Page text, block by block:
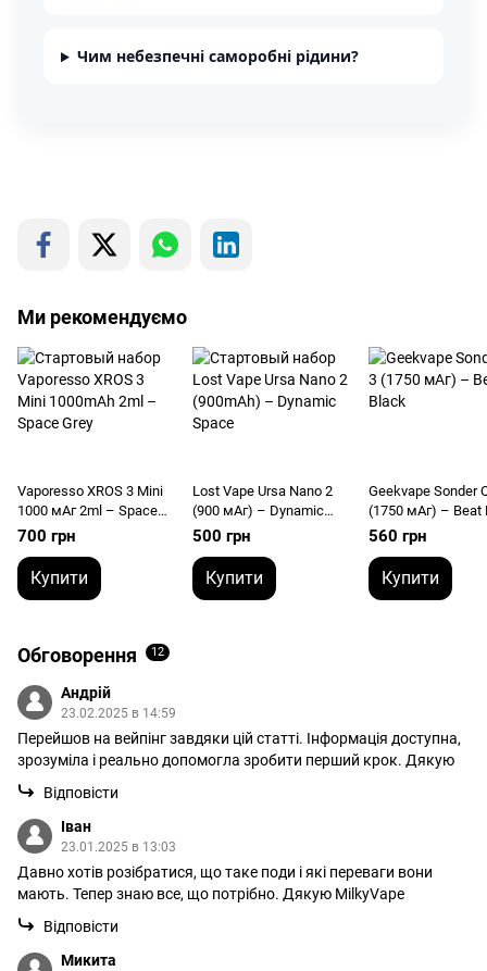
Чим небезпечні саморобні рідини?
Ми рекомендуємо
Vaporesso XROS 3 Mini
1000 мАг 2ml – Space
Grey
700 грн
Купити
Lost Vape Ursa Nano 2
(900 мАг) – Dynamic
Space
500 грн
Купити
Geekvape Sonder
(1750 мАг) – Beat
560 грн
Купити
Обговорення 12
Андрій
23.02.2025 в 14:59
Перейшов на вейпінг завдяки цій статті. Інформація доступна,
зрозуміла і реально допомогла зробити перший крок. Дякую
Відповісти
Іван
23.01.2025 в 13:03
Давно хотів розібратися, що таке поди і які переваги вони
мають. Тепер знаю все, що потрібно. Дякую MilkyVape
Відповісти
Микита